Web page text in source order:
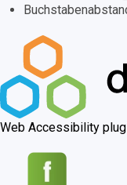
Web Accessibility